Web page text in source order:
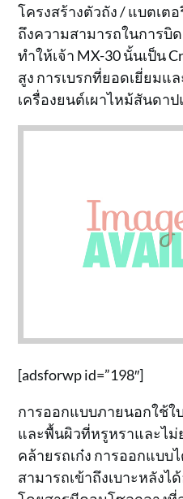
โครงสร้างตัวถัง / แบตเต
ถึงความสามารถในการบิ
ทำให้เจ้า MX-30 นั้นเป็น
สูง การเบรกที่ยอดเยี่ยมแ
เครื่องยนต์เผาไหม้สันดา
[adsforwp id=”198″]
การออกแบบภายนอกใช้
และพื้นผิวที่หรูหราและไม่
คล้ายรถเก๋ง การออกแบบ
สามารถเข้าถึงเบาะหลังไ